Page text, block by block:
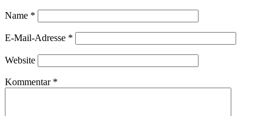
Name *
E-Mail-Adresse *
Website
Kommentar *